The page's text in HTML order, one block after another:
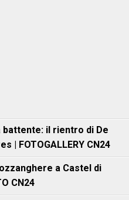
battente: il rientro di De
| FOTOGALLERY CN24
a Castel di
CN24